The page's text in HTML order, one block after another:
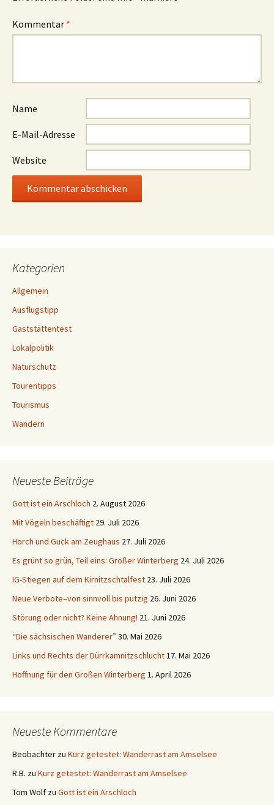
Kommentar *
Name
E-Mail-Adresse
Website
Kategorien
Allgemein
Ausflugstipp
Gaststättentest
Lokalpolitik
Naturschutz
Tourentipps
Tourismus
Wandern
Neueste Beiträge
Gott ist ein Arschloch 2. August 2026
Mit Vögeln beschäftigt 29. Juli 2026
Horch und Guck am Zeughaus 27. Juli 2026
Es grünt so grün, Teil eins: Großer Winterberg 24. Juli 2026
IG-Stiegen auf dem Kirnitzschtalfest 23. Juli 2026
Neue Verbote–von sinnvoll bis putzig 26. Juni 2026
Störung oder nicht? Keine Ahnung! 21. Juni 2026
“Die sächsischen Wanderer” 30. Mai 2026
Links und Rechts der Dürrkamnitzschlucht17. Mai 2026
Hoffnung für den Großen Winterberg 1. April 2026
Neueste Kommentare
Beobachter zu Kurz getestet: Wanderrast am Amselsee
R.B. zu Kurz getestet: Wanderrast am Amselsee
Tom Wolf zu Gott ist ein Arschloch